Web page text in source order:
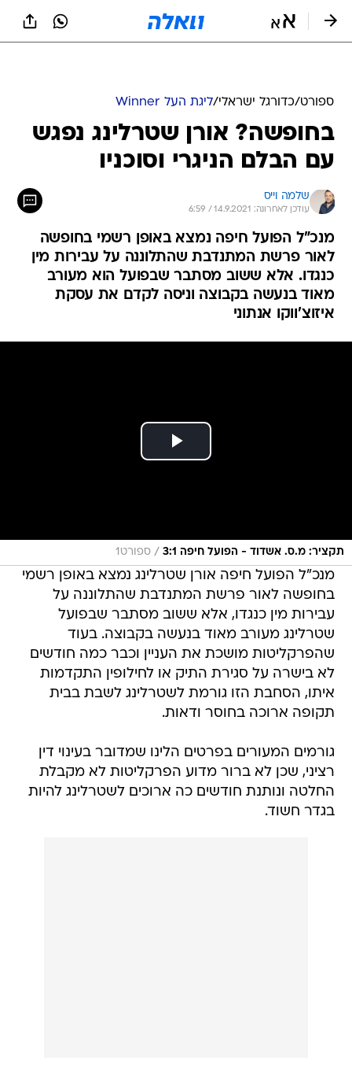
ספורט/כדורגל ישראלי/ליגת העל Winner
בחופשה? אורן שטרלינג נפגש
עם הבלם הניגרי וסוכניו
שלמה וייס
עודכן לאחרונה: 14.9.2021 / 6:59
מנכ"ל הפועל חיפה נמצא באופן רשמי בחופשה
לאור פרשת המתנדבת שהתלוננה על עבירות מין
כנגדו. אלא ששוב מסתבר שבפועל הוא מעורב
מאוד בנעשה בקבוצה וניסה לקדם את עסקת
איזוצ'ווקו אנתוני
תקציר: מ.ס. אשדוד - הפועל חיפה 3:1 / ספורט1
מנכ"ל הפועל חיפה אורן שטרלינג נמצא באופן רשמי
בחופשה לאור פרשת המתנדבת שהתלוננה על
עבירות מין כנגדו, אלא ששוב מסתבר שבפועל
שטרלינג מעורב מאוד בנעשה בקבוצה. בעוד
שהפרקליטות מושכת את העניין וכבר כמה חודשים
לא בישרה על סגירת התיק או לחילופין התקדמות
איתו, הסחבת הזו גורמת לשטרלינג לשבת בבית
תקופה ארוכה בחוסר ודאות.
גורמים המעורים בפרטים הלינו שמדובר בעינוי דין
רציני, שכן לא ברור מדוע הפרקליטות לא מקבלת
החלטה ונותנת חודשים כה ארוכים לשטרלינג להיות
בגדר חשוד.